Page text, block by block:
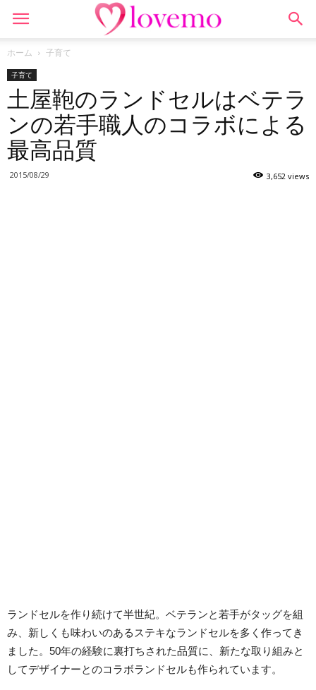
ホーム 子育て
子育て
土屋鞄のランドセルはベテラ
ンの若手職人のコラボによる
最高品質
2015/08/29 3,652 views
ランドセルを作り続けて半世紀。ベテランと若手がタッグを組
み、新しくも味わいのあるステキなランドセルを多く作ってき
ました。50年の経験に裏打ちされた品質に、新たな取り組みと
してデザイナーとのコラボランドセルも作られています。